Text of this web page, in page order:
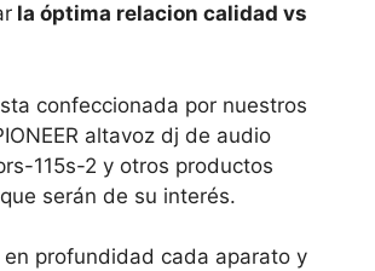
la óptima relacion calidad vs
confeccionada por nuestros
altavoz dj de audio
115s-2 y otros productos
serán de su interés.
en profundidad cada aparato y